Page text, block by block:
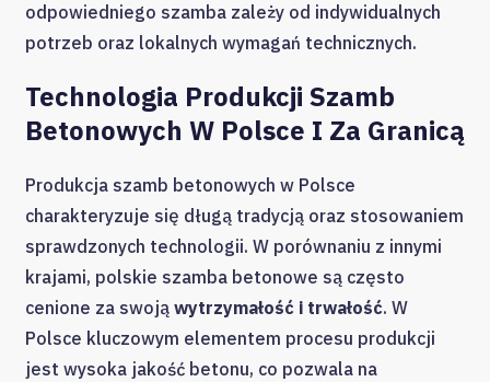
odpowiedniego szamba zależy od indywidualnych
potrzeb oraz lokalnych wymagań technicznych.
Technologia Produkcji Szamb
Betonowych W Polsce I Za Granicą
Produkcja szamb betonowych w Polsce
charakteryzuje się długą tradycją oraz stosowaniem
sprawdzonych technologii. W porównaniu z innymi
krajami, polskie szamba betonowe są często
cenione za swoją wytrzymałość i trwałość. W
Polsce kluczowym elementem procesu produkcji
jest wysoka jakość betonu, co pozwala na